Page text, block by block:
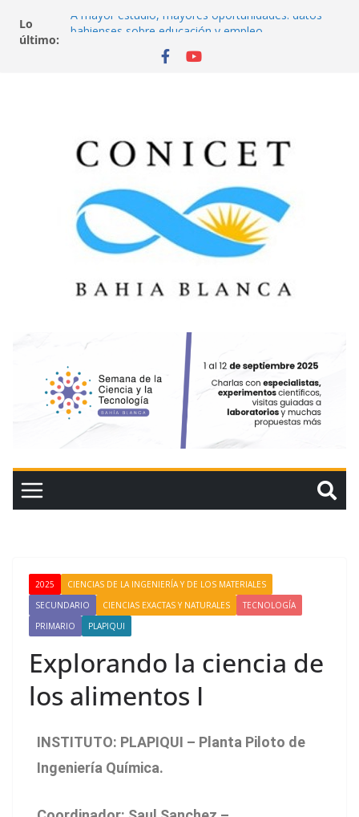
Lo
último:
A mayor estudio, mayores oportunidades: datos
bahienses sobre educación y empleo
Del secundario a la universidad: el desafío de llegar
cooperamos y cuándo cumplimos normas? Un
juego en red.
2025
CIENCIAS DE LA INGENIERÍA Y DE LOS MATERIALES
SECUNDARIO
CIENCIAS EXACTAS Y NATURALES
TECNOLOGÍA
PRIMARIO
PLAPIQUI
Explorando la ciencia de
los alimentos I
INSTITUTO: PLAPIQUI – Planta Piloto de
Ingeniería Química.